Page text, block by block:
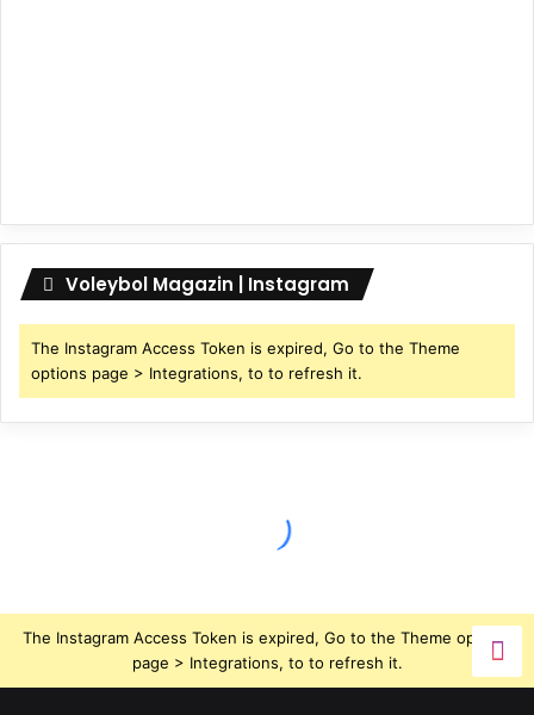
Voleybol Magazin | Instagram
The Instagram Access Token is expired, Go to the Theme
options page > Integrations, to to refresh it.
The Instagram Access Token is expired, Go to the Theme options
page > Integrations, to to refresh it.